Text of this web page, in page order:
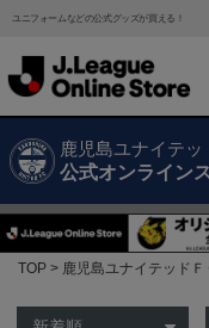
ユニフォームなどの公式グッズが買える！
鹿児島ユナイテッ
公式オンライン
TOP 鹿児島ユナイテッドＦ